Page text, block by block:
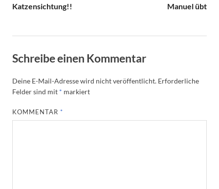
Katzensichtung!! Manuel übt
Schreibe einen Kommentar
Deine E-Mail-Adresse wird nicht veröffentlicht. Erforderliche
Felder sind mit * markiert
KOMMENTAR *